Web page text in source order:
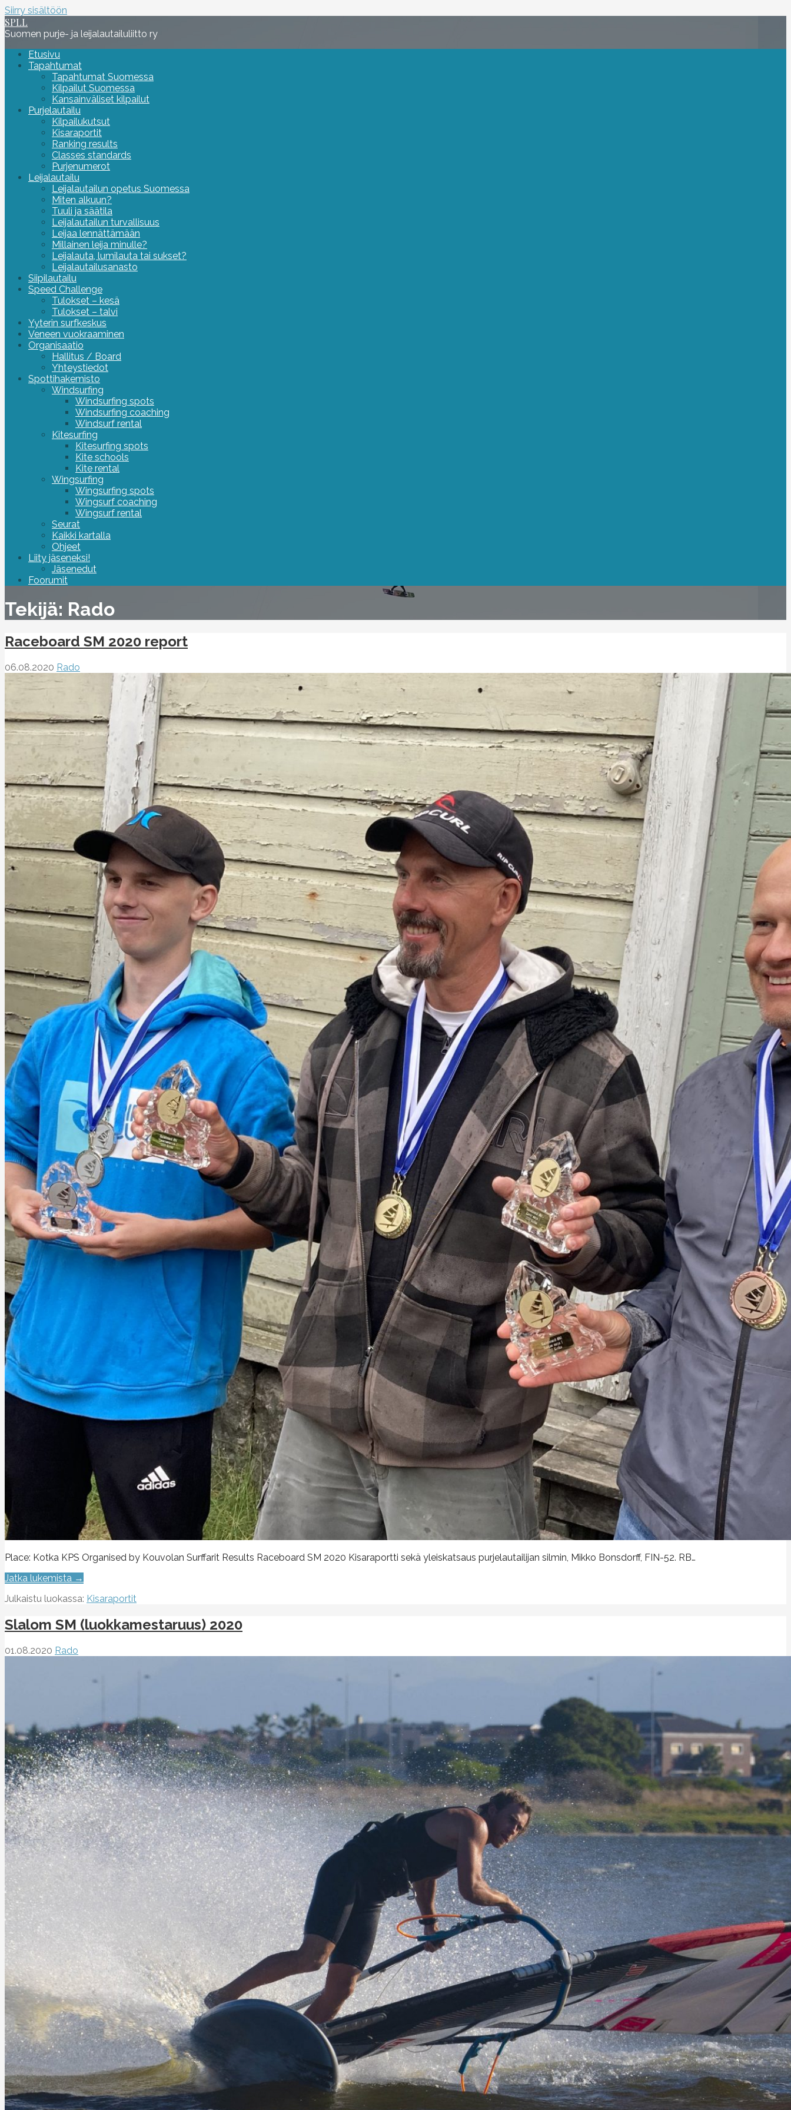
Siirry sisältöön
SPLL
Suomen purje- ja leijalautailuliitto ry
Etusivu
Tapahtumat
Tapahtumat Suomessa
Kilpailut Suomessa
Kansainväliset kilpailut
Purjelautailu
Kilpailukutsut
Kisaraportit
Ranking results
Classes standards
Purjenumerot
Leijalautailu
Leijalautailun opetus Suomessa
Miten alkuun?
Tuuli ja säätila
Leijalautailun turvallisuus
Leijaa lennättämään
Millainen leija minulle?
Leijalauta, lumilauta tai sukset?
Leijalautailusanasto
Siipilautailu
Speed Challenge
Tulokset – kesä
Tulokset – talvi
Yyterin surfkeskus
Veneen vuokraaminen
Organisaatio
Hallitus / Board
Yhteystiedot
Spottihakemisto
Windsurfing
Windsurfing spots
Windsurfing coaching
Windsurf rental
Kitesurfing
Kitesurfing spots
Kite schools
Kite rental
Wingsurfing
Wingsurfing spots
Wingsurf coaching
Wingsurf rental
Seurat
Kaikki kartalla
Ohjeet
Liity jäseneksi!
Jäsenedut
Foorumit
Tekijä: Rado
Raceboard SM 2020 report
06.08.2020 Rado
Place: Kotka KPS Organised by Kouvolan Surffarit Results Raceboard SM 2020 Kisaraportti sekä yleiskatsaus purjelautailijan silmin, Mikko Bonsdorff, FIN-52. RB…
Jatka lukemista →
Julkaistu luokassa: Kisaraportit
Slalom SM (luokkamestaruus) 2020
01.08.2020 Rado